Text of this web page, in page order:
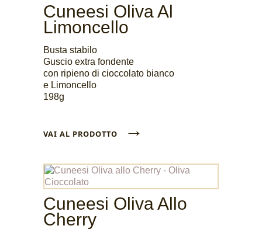
Cuneesi Oliva Al
Limoncello
Busta stabilo
Guscio extra fondente
con ripieno di cioccolato bianco
e Limoncello
198g
VAI AL PRODOTTO →
Cuneesi Oliva Allo
Cherry